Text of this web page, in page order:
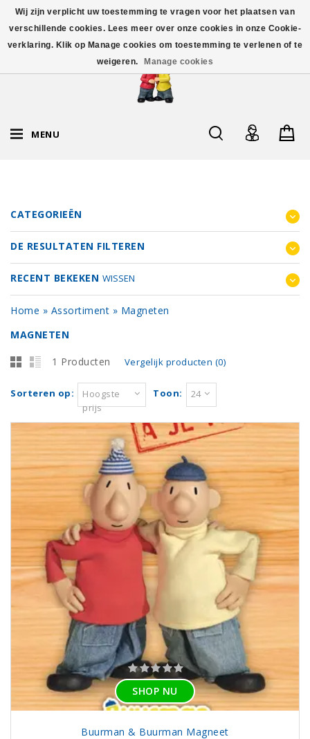
MENU
CATEGORIEËN
DE RESULTATEN FILTEREN
RECENT BEKEKEN WISSEN
Home » Assortiment » Magneten
MAGNETEN
1 Producten Vergelijk producten (0)
Sorteren op:
Hoogste
prijs
Toon: 24
SHOP NU
Buurman & Buurman Magneet
Wij zijn verplicht uw toestemming te vragen voor het plaatsen van
verschillende cookies. Lees meer over onze cookies in onze Cookie-
verklaring. Klik op Manage cookies om toestemming te verlenen of te
weigeren.
Manage cookies